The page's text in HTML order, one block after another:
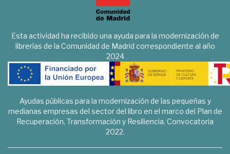
Esta actividad ha recibido una ayuda para la modernización de
librerías de la Comunidad de Madrid correspondiente al año
2024
Ayudas públicas para la modernización de las pequeñas y
medianas empresas del sector del libro en el marco del Plan de
Recuperación, Transformación y Resiliencia. Convocatoria
2022.